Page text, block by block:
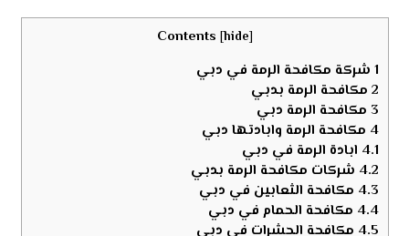
Contents [hide]
1 شركة مكافحة الرمة في دبي
2 مكافحة الرمة بدبي
3 مكافحة الرمة دبي
4 مكافحة الرمة وابادتها دبي
4.1 ابادة الرمة في دبي
4.2 شركات مكافحة الرمة بدبي
4.3 مكافحة الثعابين في دبي
4.4 مكافحة الحمام في دبي
4.5 مكافحة الحشرات في دبي